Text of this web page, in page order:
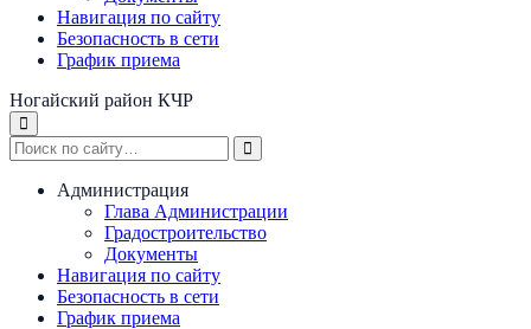
Навигация по сайту
Безопасность в сети
График приема
Ногайский район КЧР
Администрация
Глава Администрации
Градостроительство
Документы
Навигация по сайту
Безопасность в сети
График приема